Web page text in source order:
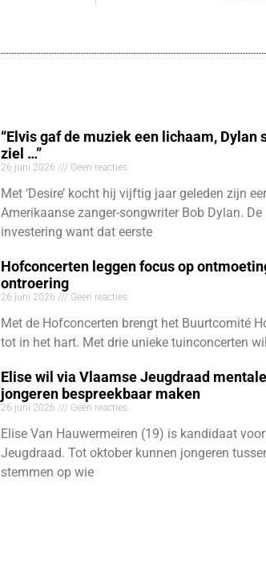
“Elvis gaf de muziek een lichaam, Dylan
ziel …”
26 juni 2026 Geen reacties
Met ‘Desire’ kocht hij vijftig jaar geleden zijn
Amerikaanse zanger-songwriter Bob Dylan. De
investering want dat eerste
Hofconcerten leggen focus op
ontroering
26 juni 2026 Geen reacties
Met de Hofconcerten brengt het Buurtcomité
tot in het hart. Met drie unieke tuinconcerten
Elise wil via Vlaamse Jeugdraad
jongeren bespreekbaar maken
26 juni 2026 Geen reacties
Elise Van Hauwermeiren (19) is kandidaat
Jeugdraad. Tot oktober kunnen jongeren
stemmen op wie